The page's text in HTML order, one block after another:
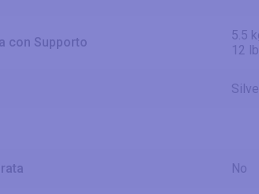
con Supporto
5.5
12
No